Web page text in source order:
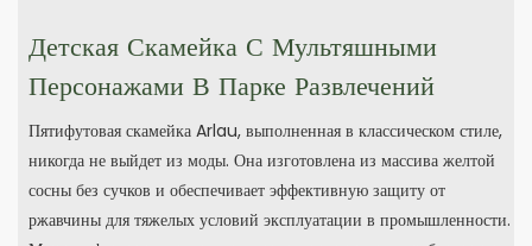
Детская Скамейка С Мультяшными
Персонажами В Парке Развлечений
Пятифутовая скамейка Arlau, выполненная в классическом стиле,
никогда не выйдет из моды. Она изготовлена ​​из массива желтой
сосны без сучков и обеспечивает эффективную защиту от
ржавчины для тяжелых условий эксплуатации в промышленности.